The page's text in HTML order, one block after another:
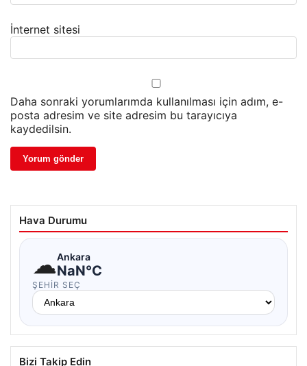
İnternet sitesi
Daha sonraki yorumlarımda kullanılması için adım, e-
posta adresim ve site adresim bu tarayıcıya
kaydedilsin.
Hava Durumu
☁Ankara
NaN°C
ŞEHIR SEÇ
Bizi Takip Edin